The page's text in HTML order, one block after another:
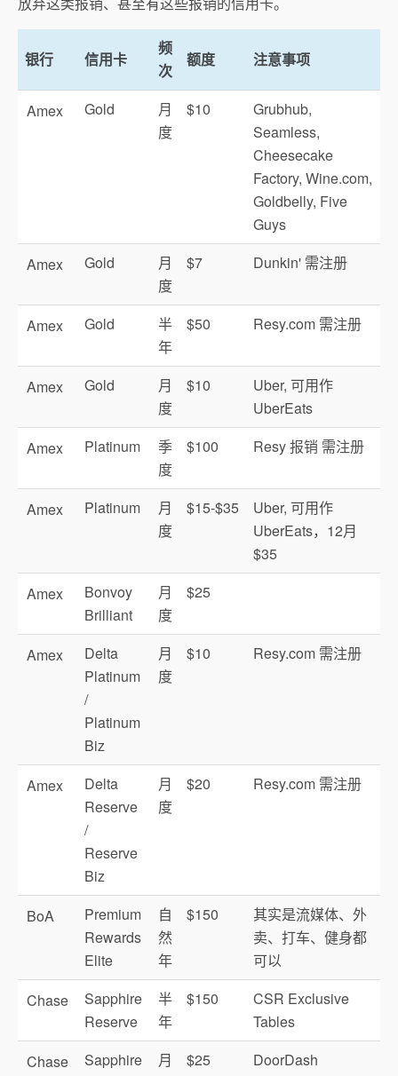
银行 信用卡
频
次
额度 注意事项
Amex Gold
月
度
$10
Grubhub,
Seamless,
Cheesecake
Factory, Wine.com,
Goldbelly, Five
Guys
Amex
Gold
月
度
$7 Dunkin' 需注册
Amex Gold
半
年
$50 Resy.com 需注册
Amex Gold
月
度
$10
Uber, 可用作
UberEats
Amex
Platinum
季
度
$100 Resy 报销 需注册
Amex Platinum
月
度
$15-$35
Uber, 可用作
UberEats，12月
$35
Amex
Bonvoy
Brilliant
月
度
$25
Amex
Delta
Platinum
/
Platinum
Biz
月
度
$10 Resy.com 需注册
Amex
Delta
Reserve
/
Reserve
Biz
月
度
$20 Resy.com 需注册
BoA
Premium
Rewards
Elite
自
然
年
$150
其实是流媒体、外
卖、打车、健身都
可以
Chase
Sapphire
Reserve
半
年
$150
CSR Exclusive
Tables
Chase
Sapphire
月
$25 DoorDash